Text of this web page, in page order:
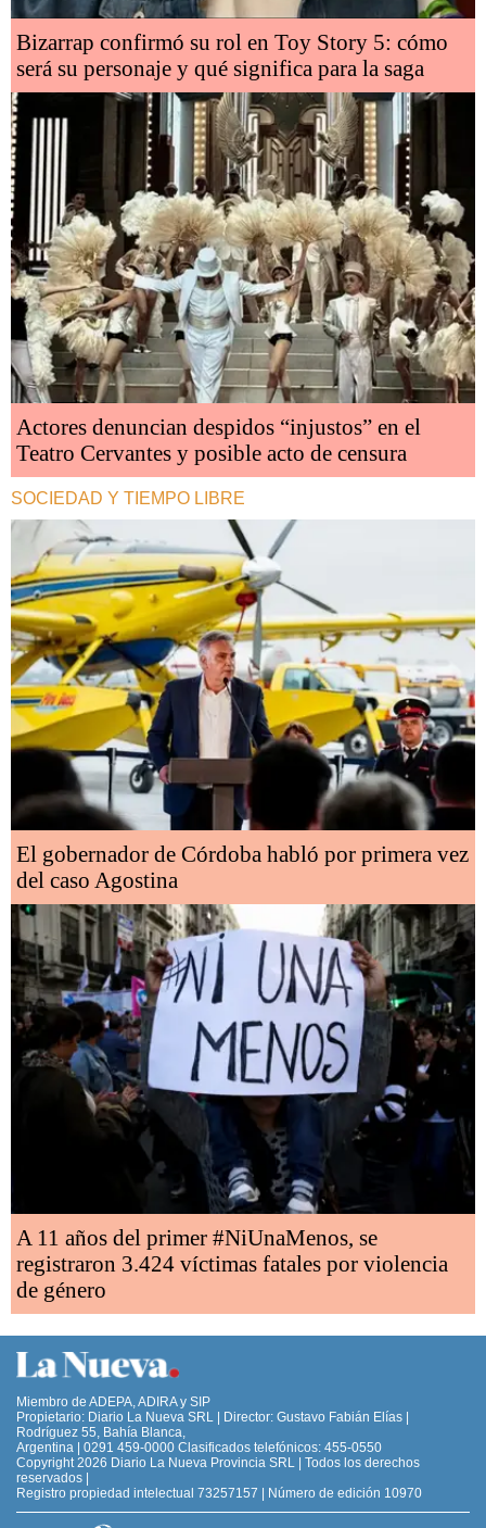
Bizarrap confirmó su rol en Toy Story 5: cómo
será su personaje y qué significa para la saga
Actores denuncian despidos “injustos” en el
Teatro Cervantes y posible acto de censura
SOCIEDAD Y TIEMPO LIBRE
El gobernador de Córdoba habló por primera vez
del caso Agostina
A 11 años del primer #NiUnaMenos, se
registraron 3.424 víctimas fatales por violencia
de género
Miembro de ADEPA, ADIRA y SIP
Propietario: Diario La Nueva SRL | Director: Gustavo Fabián Elías |
Rodríguez 55, Bahía Blanca,
Argentina | 0291 459-0000 Clasificados telefónicos: 455-0550
Copyright 2026 Diario La Nueva Provincia SRL | Todos los derechos
reservados |
Registro propiedad intelectual 73257157 | Número de edición 10970